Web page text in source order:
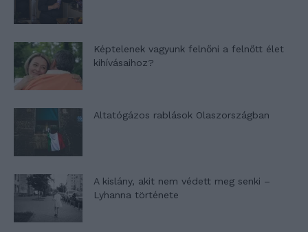
Képtelenek vagyunk felnőni a felnőtt élet
kihívásaihoz?
Altatógázos rablások Olaszországban
A kislány, akit nem védett meg senki –
Lyhanna története